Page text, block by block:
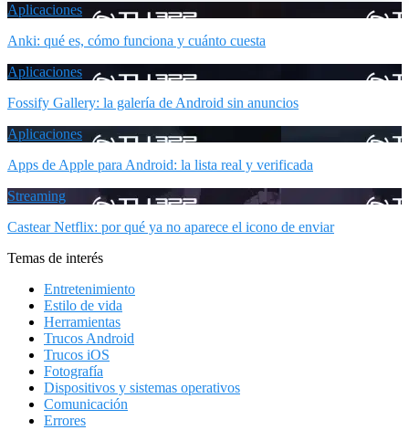
Aplicaciones
Anki: qué es, cómo funciona y cuánto cuesta
Aplicaciones
Fossify Gallery: la galería de Android sin anuncios
Aplicaciones
Apps de Apple para Android: la lista real y verificada
Streaming
Castear Netflix: por qué ya no aparece el icono de enviar
Temas de interés
Entretenimiento
Estilo de vida
Herramientas
Trucos Android
Trucos iOS
Fotografía
Dispositivos y sistemas operativos
Comunicación
Errores